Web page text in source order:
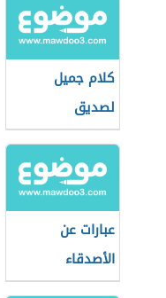
كلام جميل
لصديق
عبارات عن
الأصدقاء